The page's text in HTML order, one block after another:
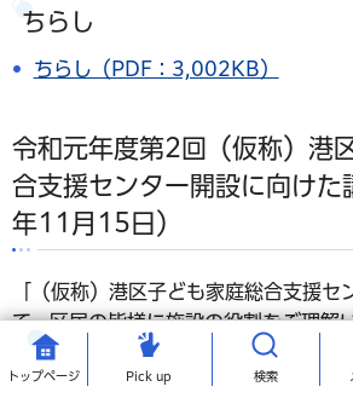
トップページ Pick up 検索
ちらし
ちらし（PDF：3,002KB）
令和元年度第2回（仮称）港
合支援センター開設に向けた
年11月15日）
「（仮称）港区子ども家庭総合支援セ
て、区民の皆様に施設の役割をご理解
元年度第2回目の講演会を開催しまし